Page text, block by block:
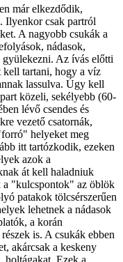
már elkezdődik,
Ilyenkor csak partról
A nagyobb csukák a
nádasok,
Az ívás előtti
kell tartani, hogy a víz
lassulva. Úgy kell
közeli, sekélyebb (60-
lévő csendes és
vezető csatornák,
helyeket meg
itt tartózkodik, ezeken
azok a
át kell haladniuk
a "kulcspontok" az öblök
patakok tölcsérszerűen
lehetnek a nádasok
a korán
is. A csukák ebben
akárcsak a keskeny